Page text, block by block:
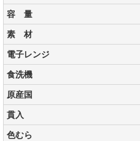
容 量
素 材
電子レンジ
食洗機
原産国
貫入
色むら